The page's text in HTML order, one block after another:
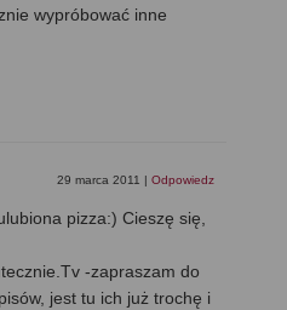
wypróbować inne
29 marca 2011 Odpowiedz
pizza:) Cieszę się,
-zapraszam do
jest tu ich już trochę i